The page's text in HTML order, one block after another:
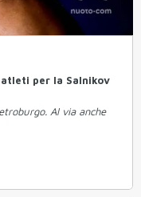
per la Salnikov
Al via anche